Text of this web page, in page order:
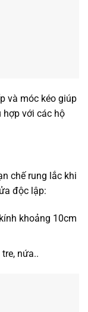
và móc kéo giúp
hợp với các hộ
chế rung lắc khi
độc lập:
khoảng 10cm
nứa..